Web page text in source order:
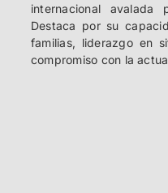
internacional
Destaca por su
familias, liderazgo en
compromiso con la